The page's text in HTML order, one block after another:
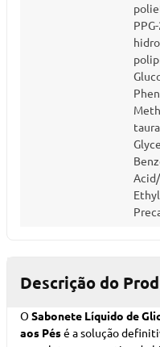
Descrição do
O Sabonete Líquido de
aos Pésé a solução